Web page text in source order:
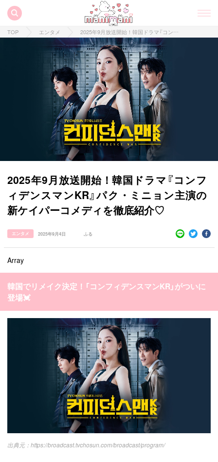
すべての記事
manimani について
カテゴリー一覧
TOP エンタメ 2025年9月放送開始！韓国ドラマ『コンフィデンスマンKR』パク・ミニョン主演の新ケイパーコメディを徹底紹介♡
2025年9月放送開始！韓国ドラマ『コンフ
ィデンスマンKR』パク・ミニョン主演の
新ケイパーコメディを徹底紹介♡
エンタメ 2025年9月4日 ふる
Array
韓国でリメイク決定！「コンフィデンスマンKR」がついに
登場💓
https://broadcast.tvchosun.com/broadcast/program/